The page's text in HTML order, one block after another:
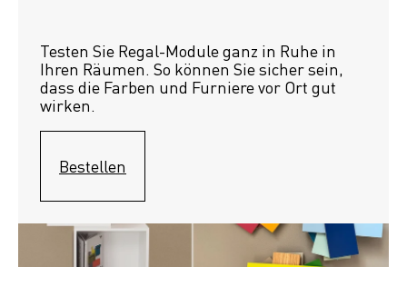
Testen Sie Regal-Module ganz in Ruhe in
Ihren Räumen. So können Sie sicher sein,
dass die Farben und Furniere vor Ort gut
wirken.
Bestellen